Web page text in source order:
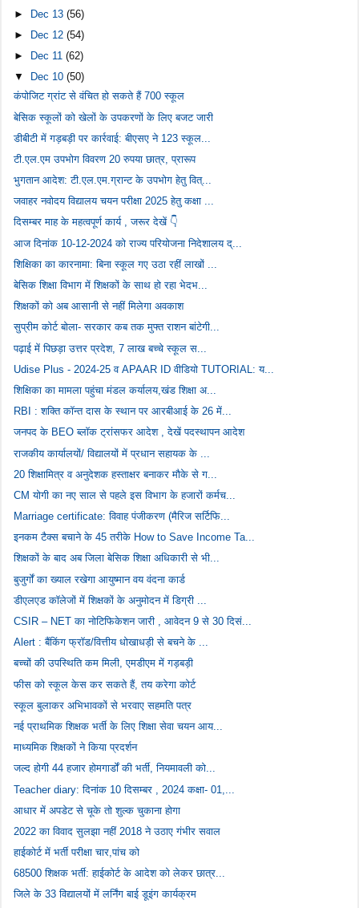
► Dec 13(56)
►
Dec 12(54)
►
Dec 11(62)
▼
Dec 10(50)
कंपोजिट ग्रांट से वंचित हो सकते हैं 700 स्कूल
बेसिक स्कूलों को खेलों के उपकरणों के लिए बजट जारी
डीबीटी में गड़बड़ी पर कार्रवाई: बीएसए ने 123 स्कूल...
टी.एल.एम उपभोग विवरण 20 रुपया छात्र, प्रारूप
भुगतान आदेश: टी.एल.एम.ग्रान्ट के उपभोग हेतु वित्...
जवाहर नवोदय वि‌द्यालय चयन परीक्षा 2025 हेतु कक्षा ...
दिसम्बर माह के महत्वपूर्ण कार्य , जरूर देखें 👇
आज दिनांक 10-12-2024 को राज्य परियोजना निदेशालय द्...
शिक्षिका का कारनामा: बिना स्कूल गए उठा रहीं लाखों ...
बेसिक शिक्षा विभाग में शिक्षकों के साथ हो रहा भेदभ...
शिक्षकों को अब आसानी से नहीं मिलेगा अवकाश
सुप्रीम कोर्ट बोला- सरकार कब तक मुफ्त राशन बांटेगी...
पढ़ाई में पिछड़ा उत्तर प्रदेश, 7 लाख बच्चे स्कूल स...
Udise Plus - 2024-25 व APAAR ID वीडियो TUTORIAL: य...
शिक्षिका का मामला पहुंचा मंडल कर्यालय,खंड शिक्षा अ...
RBI : शक्ति कॉन्त दास के स्थान पर आरबीआई के 26 में...
जनपद के BEO ब्लॉक ट्रांसफर आदेश , देखें पदस्थापन आदेश
राजकीय कार्यालयों/ विद्यालयों में प्रधान सहायक के ...
20 शिक्षामित्र व अनुदेशक हस्ताक्षर बनाकर मौके से ग...
CM योगी का नए साल से पहले इस विभाग के हजारों कर्मच...
Marriage certificate: विवाह पंजीकरण (मैरिज सर्टिफि...
इनकम टैक्स बचाने के 45 तरीके How to Save Income Ta...
शिक्षकों के बाद अब जिला बेसिक शिक्षा अधिकारी से भी...
बुजुर्गों का ख्याल रखेगा आयुष्मान वय वंदना कार्ड
डीएलएड कॉलेजों में शिक्षकों के अनुमोदन में डिग्री ...
CSIR – NET का नोटिफिकेशन जारी , आवेदन 9 से 30 दिसं...
Alert : बैंकिंग फ्रॉड/वित्तीय धोखाधड़ी से बचने के ...
बच्चों की उपस्थिति कम मिली, एमडीएम में गड़बड़ी
फीस को स्कूल केस कर सकते हैं, तय करेगा कोर्ट
स्कूल बुलाकर अभिभावकों से भरवाए सहमति पत्र
नई प्राथमिक शिक्षक भर्ती के लिए शिक्षा सेवा चयन आय...
माध्यमिक शिक्षकों ने किया प्रदर्शन
जल्द होगी 44 हजार होमगार्डों की भर्ती, नियमावली को...
Teacher diary: दिनांक 10 दिसम्बर , 2024 कक्षा- 01,...
आधार में अपडेट से चूके तो शुल्क चुकाना होगा
2022 का विवाद सुलझा नहीं 2018 ने उठाए गंभीर सवाल
हाईकोर्ट में भर्ती परीक्षा चार,पांच को
68500 शिक्षक भर्ती: हाईकोर्ट के आदेश को लेकर छात्र...
जिले के 33 विद्यालयों में लर्निंग बाई डूइंग कार्यक्रम